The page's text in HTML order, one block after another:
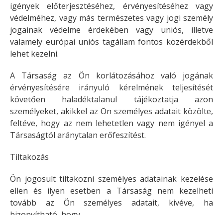
igények előterjesztéséhez, érvényesítéséhez vagy
védelméhez, vagy más természetes vagy jogi személy
jogainak védelme érdekében vagy uniós, illetve
valamely európai uniós tagállam fontos közérdekből
lehet kezelni.
A Társaság az Ön korlátozásához való jogának
érvényesítésére irányuló kérelmének teljesítését
követően haladéktalanul tájékoztatja azon
személyeket, akikkel az Ön személyes adatait közölte,
feltéve, hogy az nem lehetetlen vagy nem igényel a
Társaságtól aránytalan erőfeszítést.
Tiltakozás
Ön jogosult tiltakozni személyes adatainak kezelése
ellen és ilyen esetben a Társaság nem kezelheti
tovább az Ön személyes adatait, kivéve, ha